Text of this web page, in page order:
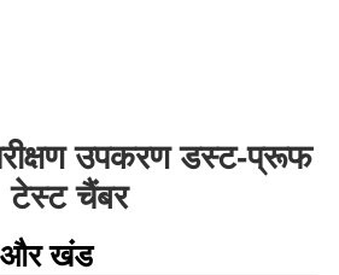
उपकरण डस्ट-प्रूफ
टेस्ट चैंबर
और खंड